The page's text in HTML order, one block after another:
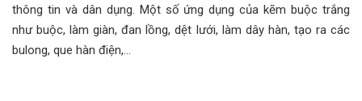
thông tin và dân dụng. Một số ứng dụng của kẽm buộc trắng
như buộc, làm giàn, đan lồng, dệt lưới, làm dây hàn, tạo ra các
bulong, que hàn điện,…